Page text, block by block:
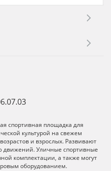
спортивная площадка для
культурой на свежем
и взрослых. Развивают
движений. Уличные спортивные
комплектации, а также могут
оборудованием.